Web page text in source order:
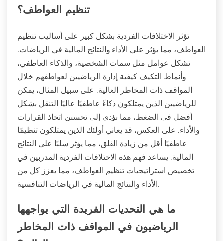
تنظيم العواطف؟
تؤثر الاختلافات الفردية بشكل كبير على أساليب تنظيم
العواطف، مما يؤثر على الأداء والنتائج المالية في الرياضات.
تشكل عوامل مثل سمات الشخصية، والذكاء العاطفي،
وأنماط التكيف كيفية إدارة الرياضيين لعواطفهم خلال
المواقف ذات المخاطر العالية. على سبيل المثال، يمكن
للرياضيين الذين يمتلكون ذكاءً عاطفيًا عاليًا التنقل بشكل
أفضل في الضغط، مما يؤدي إلى تحسين اتخاذ القرارات
والأداء. على العكس، قد يعاني أولئك الذين يمتلكون تنظيمًا
عاطفيًا أقل من زيادة القلق، مما يؤثر سلبًا على النتائج
المالية. يساعد فهم هذه الاختلافات الفردية المدربين في
تخصيص استراتيجيات تنظيم العواطف، مما يعزز كل من
الأداء والنتائج المالية في الرياضات التنافسية.
ما هي التحديات الفريدة التي يواجهها
الرياضيون في المواقف ذات المخاطر